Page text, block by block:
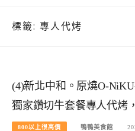
標籤: 專人代烤
(4)新北中和。原燒O-
獨家鑽切牛套餐專人代烤
800以上很高價 鴨鴨美食館